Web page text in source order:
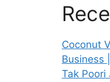
Coconut
Business
Tak Poori